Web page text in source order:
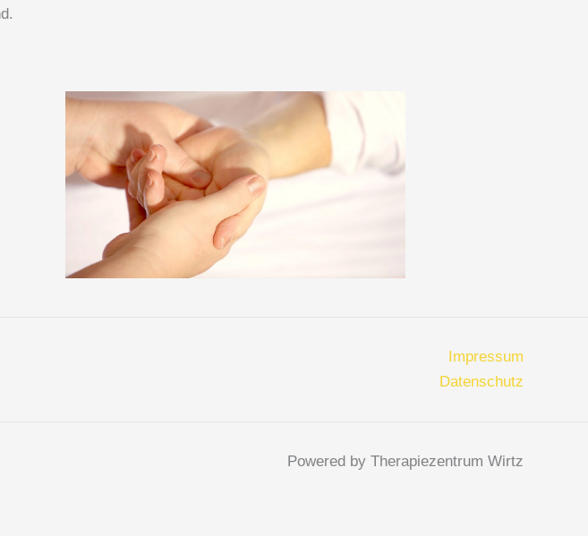
Impressum
Datenschutz
Powered by Therapiezentrum Wirtz